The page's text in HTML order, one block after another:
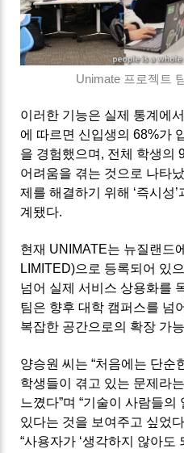
Unimate 프로젝트
이러한 기능은 실제 통계에
에 따르면 신입생의 68%가
을 경험했으며, 전체 학생의
어려움을 겪는 것으로 나타
제를 해결하기 위해 ‘즉시성’
계됐다.
현재 UNIMATE는 뉴질랜드
LIMITED)으로 등록되어 있
넘어 실제 서비스 상용화를
팀은 향후 대학 캠퍼스를 넘
복잡한 공간으로의 확장 가
양승원 씨는 “처음에는 단순
학생들이 겪고 있는 문제라
느꼈다”며 “기술이 사람들
있다는 것을 보여주고 싶었
“사용자가 ‘생각하지 않아도